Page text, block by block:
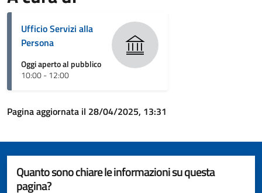
Ufficio Servizi alla
Persona
Oggi aperto al pubblico
10:00 - 12:00
Pagina aggiornata il 28/04/2025, 13:31
Quanto sono chiare le informazioni su questa
pagina?